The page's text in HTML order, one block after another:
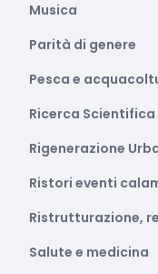
Musica
Parità di genere
Pesca e
Ricerca Scientifica
Rigenerazione
Ristori eventi
Ristrutturazione,
Salute e medicina